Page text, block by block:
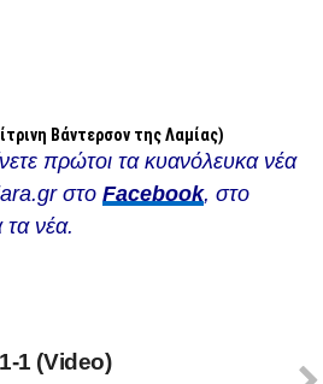
Βάντερσον της Λαμίας)
πρώτοι τα κυανόλευκα νέα
στο Facebook, στο
τα νέα.
1 (Video)